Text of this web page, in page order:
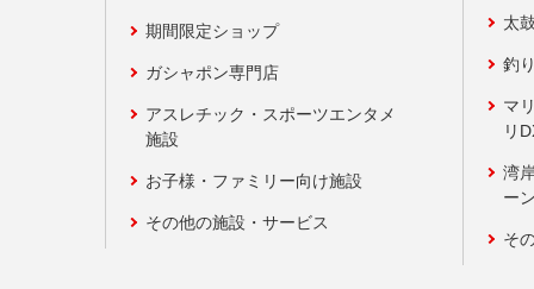
期間限定ショップ
ガシャポン専門店
アスレチック・スポーツエンタメ
施設
お子様・ファミリー向け施設
その他の施設・サービス
太
釣
マ
リ
湾
ー
そ